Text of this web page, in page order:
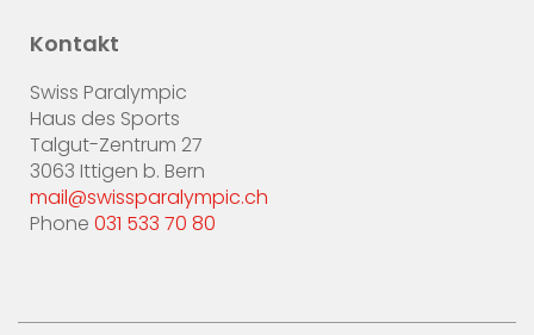
Kontakt
Swiss Paralympic
Haus des Sports
Talgut-Zentrum 27
3063 Ittigen b. Bern
mail@swissparalympic.ch
Phone 031 533 70 80